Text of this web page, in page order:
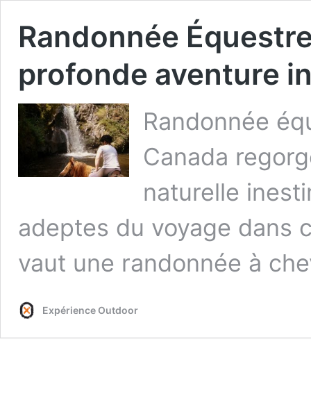
Randonnée
profonde aventure
Randonnée
Canada
naturelle
adeptes du voyage dans
vaut une randonnée à
Expérience Outdoor